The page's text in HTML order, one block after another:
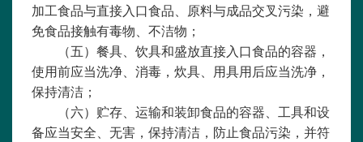
加工食品与直接入口食品、原料与成品交叉污染，避
免食品接触有毒物、不洁物；
（五）餐具、饮具和盛放直接入口食品的容器，
使用前应当洗净、消毒，炊具、用具用后应当洗净，
保持清洁；
（六）贮存、运输和装卸食品的容器、工具和设
备应当安全、无害，保持清洁，防止食品污染，并符